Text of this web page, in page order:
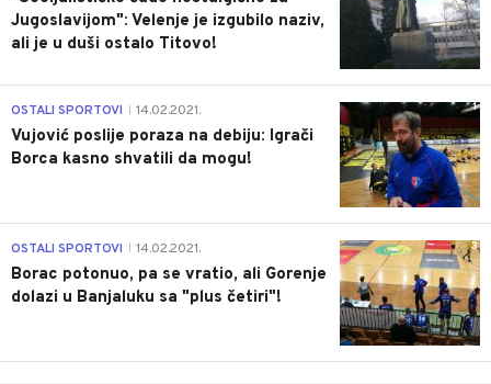
Jugoslavijom": Velenje je izgubilo naziv,
ali je u duši ostalo Titovo!
1
OSTALI SPORTOVI 14.02.2021.
Vujović poslije poraza na debiju: Igrači
Borca kasno shvatili da mogu!
3
OSTALI SPORTOVI 14.02.2021.
Borac potonuo, pa se vratio, ali Gorenje
dolazi u Banjaluku sa "plus četiri"!